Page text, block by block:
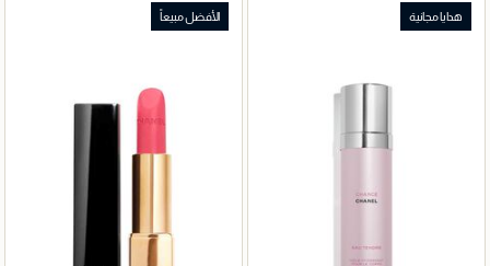
هدايا مجانية الأفضل مبيعاً